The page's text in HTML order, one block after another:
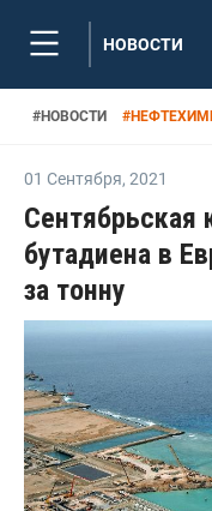
НОВОСТИ
#НОВОСТИ #
01 Сентября, 2021
Сентябрьская
бутадиена в
за тонну